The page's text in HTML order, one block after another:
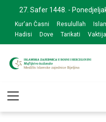
navigation
content
27. Safer 1448. -
Kur'an Časni Resulullah
Hadisi
Dove Tarikati Vaktija
Menu